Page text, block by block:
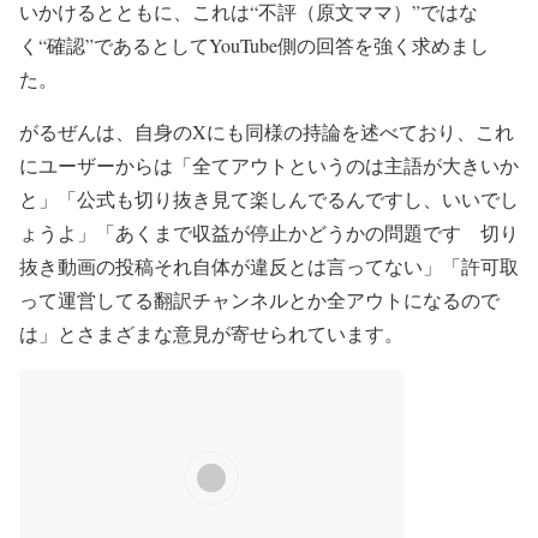
いかけるとともに、これは“不評（原文ママ）”ではな
く“確認”であるとしてYouTube側の回答を強く求めまし
た。
がるぜんは、自身のXにも同様の持論を述べており、これ
にユーザーからは「全てアウトというのは主語が大きいか
と」「公式も切り抜き見て楽しんでるんですし、いいでし
ょうよ」「あくまで収益が停止かどうかの問題です 切り
抜き動画の投稿それ自体が違反とは言ってない」「許可取
って運営してる翻訳チャンネルとか全アウトになるので
は」とさまざまな意見が寄せられています。